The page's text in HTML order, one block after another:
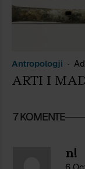
Antropologji
ARTI I
7 KOMENTE
n!
6